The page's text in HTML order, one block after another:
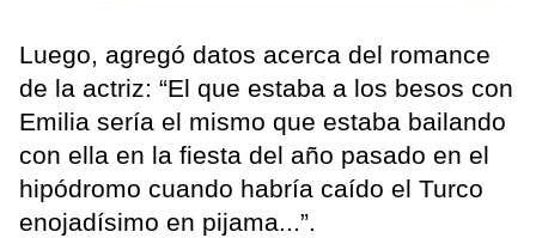
Luego, agregó datos acerca del romance
de la actriz: “El que estaba a los besos con
Emilia sería el mismo que estaba bailando
con ella en la fiesta del año pasado en el
hipódromo cuando habría caído el Turco
enojadísimo en pijama...”.